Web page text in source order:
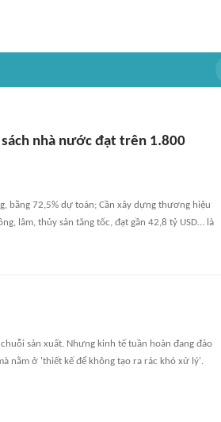
nhà nước đạt trên 1.800
bằng 72,5% dự toán; Cần xây dựng thương hiệu
lâm, thủy sản tăng tốc, đạt gần 42,8 tỷ USD… là
sản xuất. Nhưng kinh tế tuần hoàn đang đảo
nằm ở 'thiết kế để không tạo ra rác khó xử lý'.